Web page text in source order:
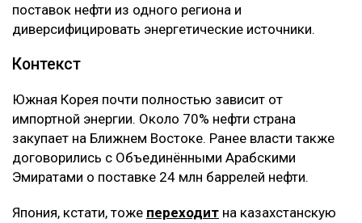
поставок нефти из одного региона и
диверсифицировать энергетические источники.
Контекст
Южная Корея почти полностью зависит от
импортной энергии. Около 70% нефти страна
закупает на Ближнем Востоке. Ранее власти также
договорились с Объединёнными Арабскими
Эмиратами о поставке 24 млн баррелей нефти.
Япония, кстати, тоже переходит на казахстанскую